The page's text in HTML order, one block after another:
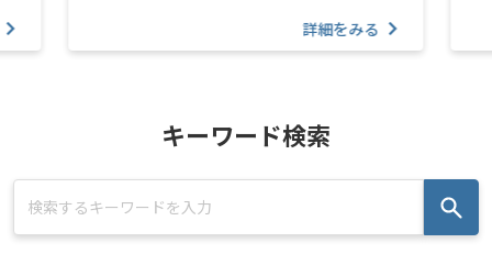
詳細をみる
キーワード検索